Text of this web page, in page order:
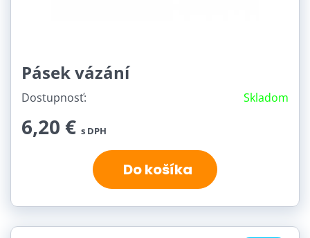
Pásek vázání
Dostupnosť: Skladom
6,20 € s DPH
Do košíka